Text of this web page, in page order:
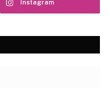
Instagram